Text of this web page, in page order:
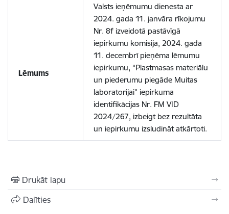
Lēmums
Valsts ieņēmumu dienesta ar
2024. gada 11. janvāra rīkojumu
Nr. 8f izveidotā pastāvīgā
iepirkumu komisija, 2024. gada
11. decembrī pieņēma lēmumu
iepirkumu, “Plastmasas materiālu
un piederumu piegāde Muitas
laboratorijai” iepirkuma
identifikācijas Nr. FM VID
2024/267, izbeigt bez rezultāta
un iepirkumu izsludināt atkārtoti.
Drukāt lapu
Dalīties